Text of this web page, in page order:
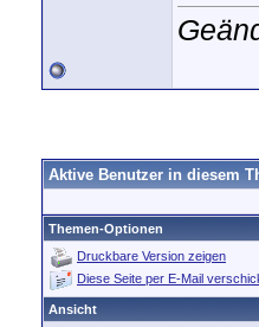
Aktive Benutzer in diesem
Themen-Optionen
Druckbare Version zeigen
Diese Seite per E-Mail
Ansicht